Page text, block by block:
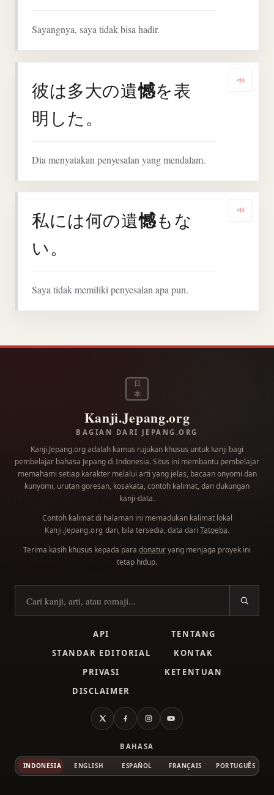
Sayangnya, saya tidak bisa hadir.
彼は多大の遺憾を表
明した。
Dia menyatakan penyesalan yang mendalam.
私には何の遺憾もな
い。
Saya tidak memiliki penyesalan apa pun.
日
本
Kanji.Jepang.org
BAGIAN DARI JEPANG.ORG
Kanji.Jepang.org adalah kamus rujukan khusus untuk kanji bagi
pembelajar bahasa Jepang di Indonesia. Situs ini membantu pembelajar
memahami setiap karakter melalui arti yang jelas, bacaan onyomi dan
kunyomi, urutan goresan, kosakata, contoh kalimat, dan dukungan
kanji-data.
Contoh kalimat di halaman ini memadukan kalimat lokal
Kanji.Jepang.org dan, bila tersedia, data dari Tatoeba.
Terima kasih khusus kepada para donaturyang menjaga proyek ini
tetap hidup.
Cari kanji
API
TENTANG
STANDAR EDITORIAL
KONTAK
PRIVASI
KETENTUAN
DISCLAIMER
X FacebookInstagramYouTube
BAHASA
INDONESIA ENGLISH ESPAÑOL FRANÇAIS PORTUGUÊS